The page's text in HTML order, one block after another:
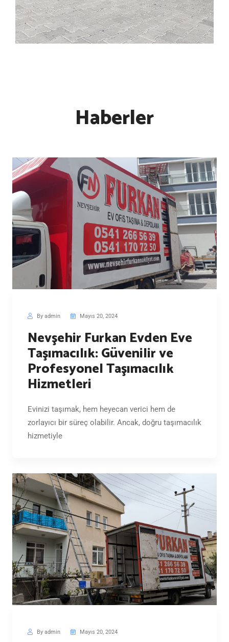
Haberler
By admin Mayıs 20, 2024
Nevşehir Furkan Evden Eve
Taşımacılık: Güvenilir ve
Profesyonel Taşımacılık
Hizmetleri
Evinizi taşımak, hem heyecan verici hem de
zorlayıcı bir süreç olabilir. Ancak, doğru taşımacılık
hizmetiyle
By admin Mayıs 20, 2024